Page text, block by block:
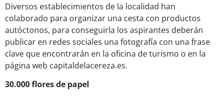
Diversos establecimientos de la localidad han
colaborado para organizar una cesta con productos
autóctonos, para conseguirla los aspirantes deberán
publicar en redes sociales una fotografía con una frase
clave que encontrarán en la oficina de turismo o en la
página web capitaldelacereza.es.
30.000 flores de papel